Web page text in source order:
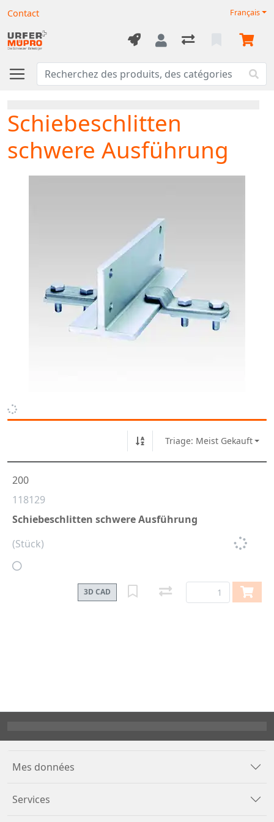
Contact Français
Schiebeschlitten
schwere Ausführung
Triage: Meist Gekauft
118129
Schiebeschlitten schwere Ausführung
200
(Stück)
3D CAD
Mes données
Services